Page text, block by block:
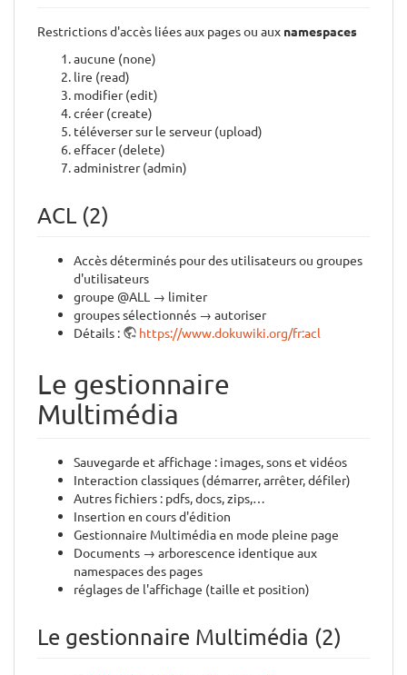
Restrictions d'accès liées aux pages ou aux namespaces
aucune (none)
lire (read)
modifier (edit)
créer (create)
téléverser sur le serveur (upload)
effacer (delete)
administrer (admin)
ACL (2)
Accès déterminés pour des utilisateurs ou groupes
d'utilisateurs
groupe @ALL → limiter
groupes sélectionnés → autoriser
Détails :
https://www.dokuwiki.org/fr:acl
Le gestionnaire
Multimédia
Sauvegarde et affichage : images, sons et vidéos
Interaction classiques (démarrer, arrêter, défiler)
Autres fichiers : pdfs, docs, zips,…
Insertion en cours d'édition
Gestionnaire Multimédia en mode pleine page
Documents → arborescence identique aux
namespaces des pages
réglages de l'affichage (taille et position)
Le gestionnaire Multimédia (2)